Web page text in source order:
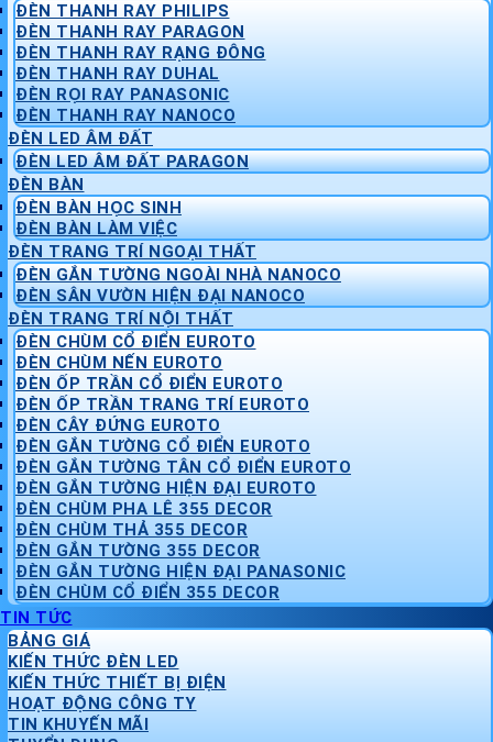
ĐÈN THANH RAY PHILIPS
ĐÈN THANH RAY PARAGON
ĐÈN THANH RAY RẠNG ĐÔNG
ĐÈN THANH RAY DUHAL
ĐÈN RỌI RAY PANASONIC
ĐÈN THANH RAY NANOCO
ĐÈN LED ÂM ĐẤT
ĐÈN LED ÂM ĐẤT PARAGON
ĐÈN BÀN
ĐÈN BÀN HỌC SINH
ĐÈN BÀN LÀM VIỆC
ĐÈN TRANG TRÍ NGOẠI THẤT
ĐÈN GẮN TƯỜNG NGOÀI NHÀ NANOCO
ĐÈN SÂN VƯỜN HIỆN ĐẠI NANOCO
ĐÈN TRANG TRÍ NỘI THẤT
ĐÈN CHÙM CỔ ĐIỂN EUROTO
ĐÈN CHÙM NẾN EUROTO
ĐÈN ỐP TRẦN CỔ ĐIỂN EUROTO
ĐÈN ỐP TRẦN TRANG TRÍ EUROTO
ĐÈN CÂY ĐỨNG EUROTO
ĐÈN GẮN TƯỜNG CỔ ĐIỂN EUROTO
ĐÈN GẮN TƯỜNG TÂN CỔ ĐIỂN EUROTO
ĐÈN GẮN TƯỜNG HIỆN ĐẠI EUROTO
ĐÈN CHÙM PHA LÊ 355 DECOR
ĐÈN CHÙM THẢ 355 DECOR
ĐÈN GẮN TƯỜNG 355 DECOR
ĐÈN GẮN TƯỜNG HIỆN ĐẠI PANASONIC
ĐÈN CHÙM CỔ ĐIỂN 355 DECOR
TIN TỨC
BẢNG GIÁ
KIẾN THỨC ĐÈN LED
KIẾN THỨC THIẾT BỊ ĐIỆN
HOẠT ĐỘNG CÔNG TY
TIN KHUYẾN MÃI